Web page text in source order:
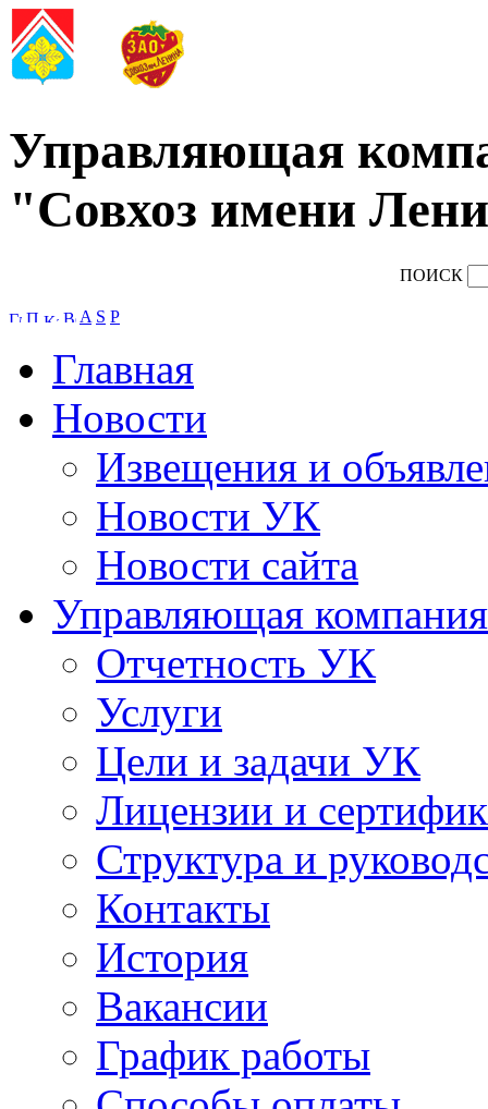
Управляющая
"Совхоз имени
ПОИСК
A S P
Главная
Новости
Извещения и
Новости УК
Новости сайта
Управляющая компания
Отчетность УК
Услуги
Цели и задачи УК
Лицензии и
Структура и
Контакты
История
Вакансии
График работы